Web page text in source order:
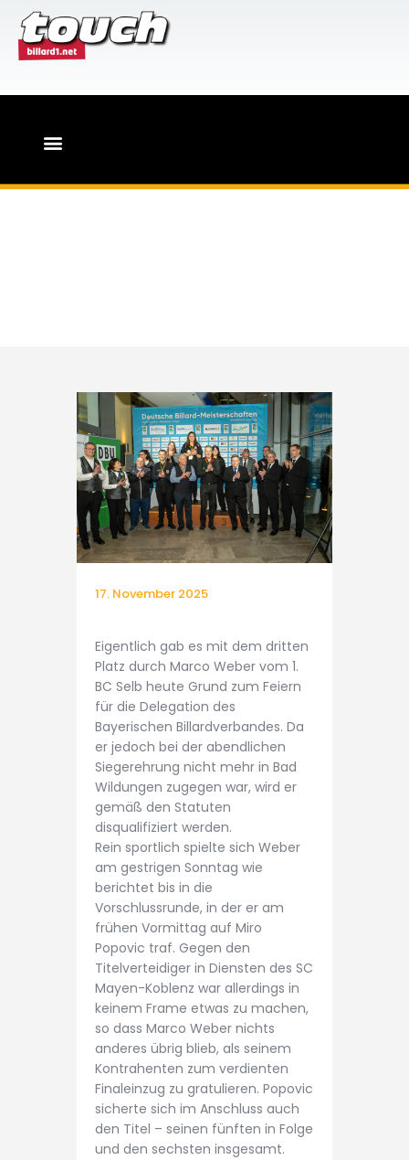
17. November 2025
Eigentlich gab es mit dem dritten
Platz durch Marco Weber vom 1.
BC Selb heute Grund zum Feiern
für die Delegation des
Bayerischen Billardverbandes. Da
er jedoch bei der abendlichen
Siegerehrung nicht mehr in Bad
Wildungen zugegen war, wird er
gemäß den Statuten
disqualifiziert werden.
Rein sportlich spielte sich Weber
am gestrigen Sonntag wie
berichtet bis in die
Vorschlussrunde, in der er am
frühen Vormittag auf Miro
Popovic traf. Gegen den
Titelverteidiger in Diensten des SC
Mayen-Koblenz war allerdings in
keinem Frame etwas zu machen,
so dass Marco Weber nichts
anderes übrig blieb, als seinem
Kontrahenten zum verdienten
Finaleinzug zu gratulieren. Popovic
sicherte sich im Anschluss auch
den Titel – seinen fünften in Folge
und den sechsten insgesamt.